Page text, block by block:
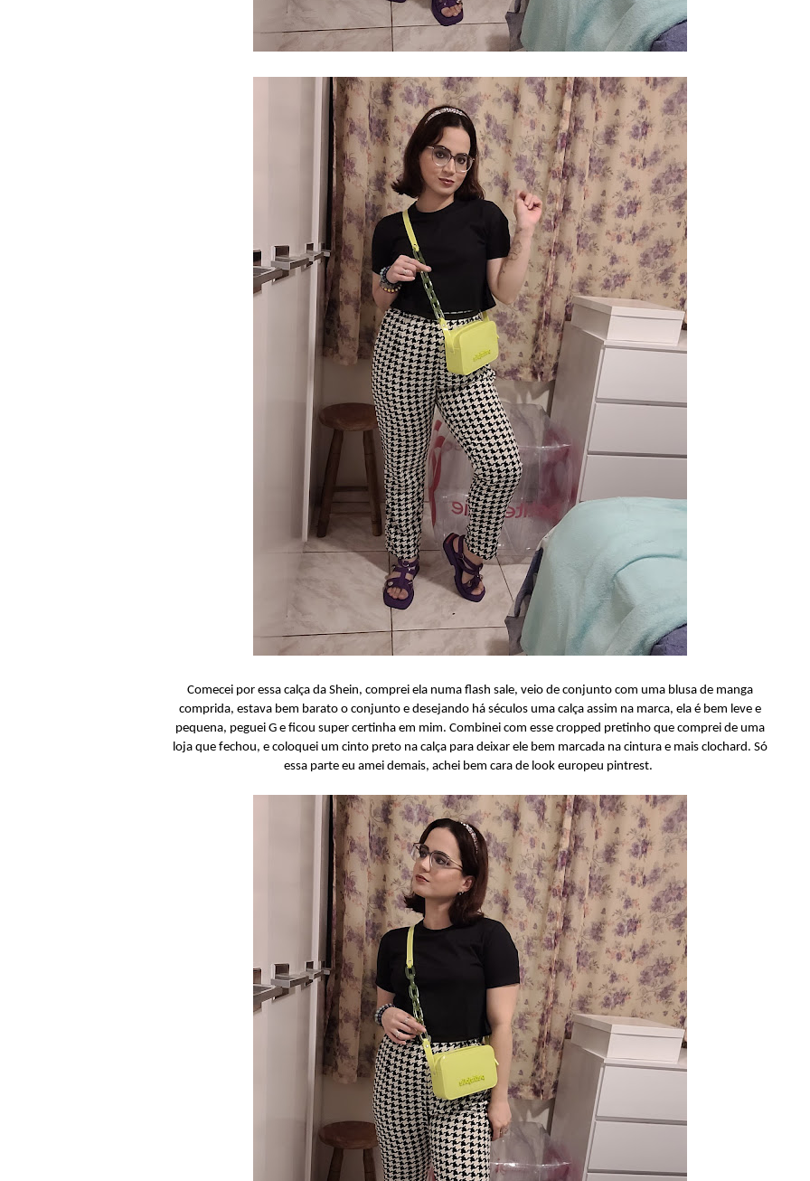
Comecei por essa calça da Shein, comprei ela numa flash sale, veio de conjunto com uma blusa de manga
comprida, estava bem barato o conjunto e desejando há séculos uma calça assim na marca, ela é bem leve e
pequena, peguei G e ficou super certinha em mim. Combinei com esse cropped pretinho que comprei de uma
loja que fechou, e coloquei um cinto preto na calça para deixar ele bem marcada na cintura e mais clochard. Só
essa parte eu amei demais, achei bem cara de look europeu pintrest.